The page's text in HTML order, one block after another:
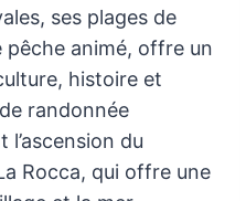
ses plages de
animé, offre un
histoire et
randonnée
du
Rocca, qui offre une